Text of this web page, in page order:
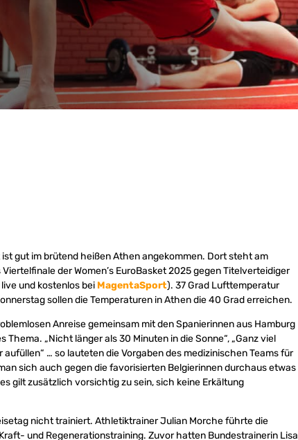
gut im brütend heißen Athen angekommen. Dort steht am
der Women’s EuroBasket 2025 gegen Titelverteidiger
und kostenlos bei MagentaSport). 37 Grad Lufttemperatur
sollen die Temperaturen in Athen die 40 Grad erreichen.
Anreise gemeinsam mit den Spanierinnen aus Hamburg
Thema. „Nicht länger als 30 Minuten in die Sonne“, „Ganz viel
aufüllen“ … so lauteten die Vorgaben des medizinischen Teams für
sich auch gegen die favorisierten Belgierinnen durchaus etwas
gilt zusätzlich vorsichtig zu sein, sich keine Erkältung
nicht trainiert. Athletiktrainer Julian Morche führte die
und Regenerationstraining. Zuvor hatten Bundestrainerin Lisa